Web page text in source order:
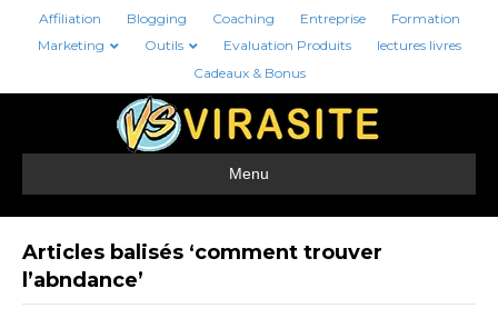
Affiliation Blogging Coaching Entreprise
Formation
Marketing
Outils Evaluation Produits
lectures livres
Cadeaux & Bonus
Menu
Articles balisés ‘comment trouver
l’abndance’